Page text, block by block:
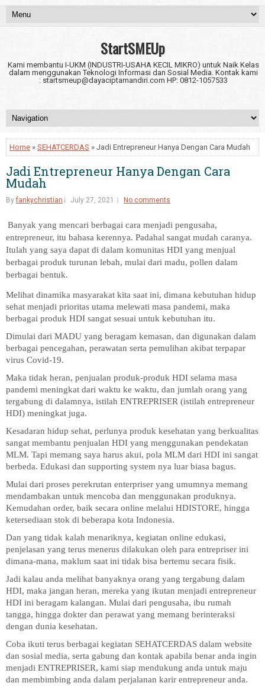
StartSMEUp
Kami membantu I-UKM (INDUSTRI-USAHA KECIL MIKRO) untuk Naik Kelas
dalam menggunakan Teknologi Informasi dan Sosial Media. Kontak kami
: startsmeup@dayaciptamandiri.com HP: 0812-1057533
Home » SEHATCERDAS » Jadi Entrepreneur Hanya Dengan Cara Mudah
Jadi Entrepreneur Hanya Dengan Cara
Mudah
Byfankychristian July 27, 2021 No comments
Banyak yang mencari berbagai cara menjadi pengusaha,
entrepreneur, itu bahasa kerennya. Padahal sangat mudah caranya.
Itulah yang saya dapat di dalam komunitas HDI yang menjual
berbagai produk turunan lebah, mulai dari madu, pollen dalam
berbagai bentuk.
Melihat dinamika masyarakat kita saat ini, dimana kebutuhan hidup
sehat menjadi prioritas utama melewati masa pandemi, maka
berbagai produk HDI sangat sesuai untuk kebutuhan itu.
Dimulai dari MADU yang beragam kemasan, dan digunakan dalam
berbagai pencegahan, perawatan serta pemulihan akibat terpapar
virus Covid-19.
Maka tidak heran, penjualan produk-produk HDI selama masa
pandemi meningkat dari waktu ke waktu, dan jumlah orang yang
tergabung di dalamnya, istilah ENTREPRISER (istilah entrepreneur
HDI) meningkat juga.
Kesadaran hidup sehat, perlunya produk kesehatan yang berkualitas
sangat membantu penjualan HDI yang menggunakan pendekatan
MLM. Tapi memang saya harus akui, pola MLM dari HDI ini sangat
berbeda. Edukasi dan supporting system nya luar biasa bagus.
Mulai dari proses perekrutan enterpriser yang umumnya memang
mendambakan untuk mencoba dan menggunakan produknya.
Kemudahan order, baik secara online melalui HDISTORE, hingga
ketersediaan stok di beberapa kota Indonesia.
Dan yang tidak kalah menariknya, kegiatan online edukasi,
penjelasan yang terus menerus dilakukan oleh para entrepriser ini
dimana-mana, maklum saat ini tidak bisa bertemu secara fisik.
Jadi kalau anda melihat banyaknya orang yang tergabung dalam
HDI, maka jangan heran, mereka yang ikutan menjadi entrepreneur
HDI ini beragam kalangan. Mulai dari pengusaha, ibu rumah
tangga, hingga dokter dan perawat yang memang berinteraksi
dengan dunia kesehatan.
Coba ikuti terus berbagai kegiatan SEHATCERDAS dalam website
dan sosial media, serta gabung dan kontak apabila benar anda ingin
menjadi ENTREPRISER, kami siap mendukung anda untuk maju
dan membimbing anda dalam perjalanan karir entrepreneur anda.